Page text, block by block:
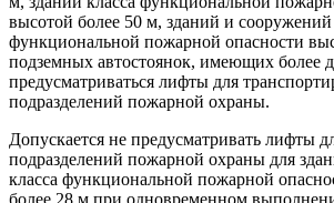
высотой более 50 м, зданий и
функциональной пожарной опасности
подземных автостоянок, имеющих более
предусматриваться лифты для
подразделений пожарной охраны.
Допускается не предусматривать лифты
подразделений пожарной охраны для
класса функциональной пожарной
более 28 м при одновременном